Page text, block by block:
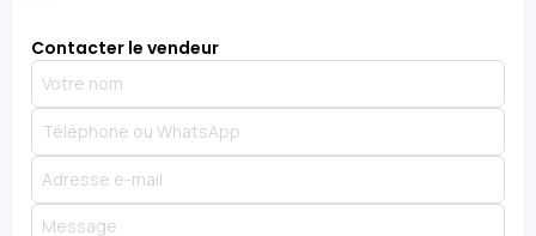
Contacter le vendeur